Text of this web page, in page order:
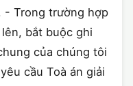
- Trong trường hợp
bắt buộc ghi
của chúng tôi
cầu Toà án giải